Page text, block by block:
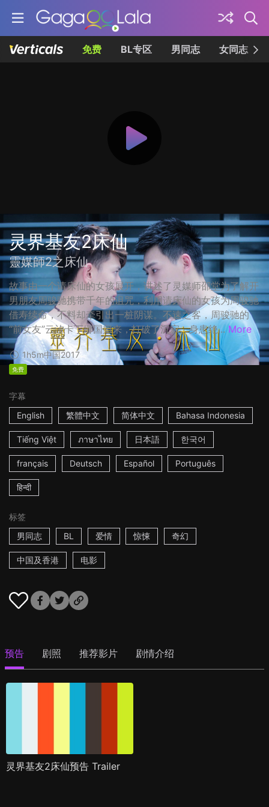
免费 BL专区 男同志 女同志
灵界基友2床仙
靈媒師2之床仙
故事由一个请床仙的女孩展开，讲述了灵媒师邵堂为了解开
男朋友周骏驰携带千年的诅咒，利用请床仙的女孩为周骏驰
借寿续命，不料却牵引出一桩阴谋。不速之客，周骏驰的
“前女友”云汐卡丁娜国归来，打破了沉寂。身患绝... More
1h5m中国2017
免费
字幕
English
繁體中文 简体中文 Bahasa Indonesia
Tiếng Việt ภาษาไทย 日本語 한국어
français Deutsch Español Português
हिन्दी
标签
男同志
BL 爱情 惊悚 奇幻
中国及香港 电影
预告 剧照 推荐影片 剧情介绍
灵界基友2床仙预告 Trailer